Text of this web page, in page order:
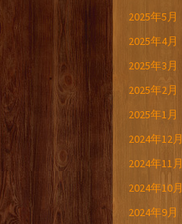
2025年5月
2025年4月
2025年3月
2025年2月
2025年1月
2024年12月
2024年11月
2024年10月
2024年9月